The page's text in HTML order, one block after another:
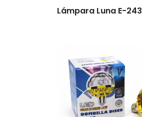
Lámpara Luna E-243